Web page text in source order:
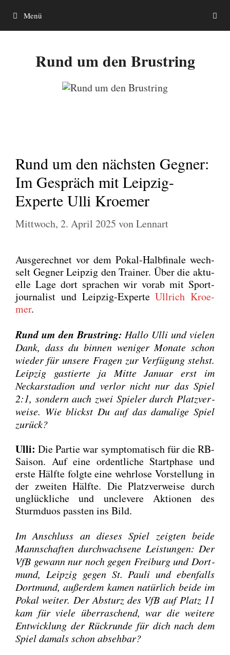
Inhalt
springen
Menü
Rund um den Brustring
Rund um den nächsten Gegner:
Im Gespräch mit Leipzig-
Experte Ulli Kroemer
Mittwoch, 2. April 2025 vonLennart
Aus­ge­rech­net vor dem Pokal-Halb­fi­na­le wech­
selt Geg­ner Leip­zig den Trai­ner. Über die aktu­
el­le Lage dort spra­chen wir vor­ab mit Sport­
jour­na­list und Leip­zig-Exper­teUll­rich Kroe­
mer.
Rund um den Brust­ring: Hal­lo Ulli und vie­len
Dank, dass du bin­nen weni­ger Mona­te schon
wie­der für unse­re Fra­gen zur Ver­fü­gung stehst.
Leip­zig gas­tier­te ja Mit­te Janu­ar erst im
Neckar­sta­di­on und ver­lor nicht nur das Spiel
2:1, son­dern auch zwei Spie­ler durch Platz­ver­
wei­se. Wie blickst Du auf das dama­li­ge Spiel
zurück?
Ulli: Die Par­tie war sym­pto­ma­tisch für die RB-
Sai­son. Auf eine ordent­li­che Start­pha­se und
ers­te Hälf­te folg­te eine wehr­lo­se Vor­stel­lung in
der zwei­ten Hälf­te. Die Platz­ver­wei­se durch
unglück­li­che und uncle­ve­re Aktio­nen des
Sturm­du­os pass­ten ins Bild.
Im Anschluss an die­ses Spiel zeig­ten bei­de
Mann­schaf­ten durch­wach­se­ne Leis­tun­gen: Der
VfB gewann nur noch gegen Frei­burg und Dort­
mund, Leip­zig gegen St. Pau­li und eben­falls
Dort­mund, außer­dem kamen natür­lich bei­de im
Pokal wei­ter. Der Absturz des VfB auf Platz 11
kam für vie­le über­ra­schend, war die wei­te­re
Ent­wick­lung der Rück­run­de für dich nach dem
Spiel damals schon abseh­bar?